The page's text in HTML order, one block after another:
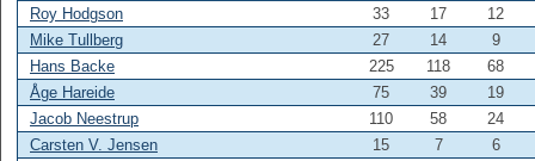
Roy Hodgson
33 17
12
Mike Tullberg
27 14
9
Hans Backe
225 118
68
Åge Hareide
75 39
19
Jacob Neestrup
110 58
24
Carsten V. Jensen
15 7
6